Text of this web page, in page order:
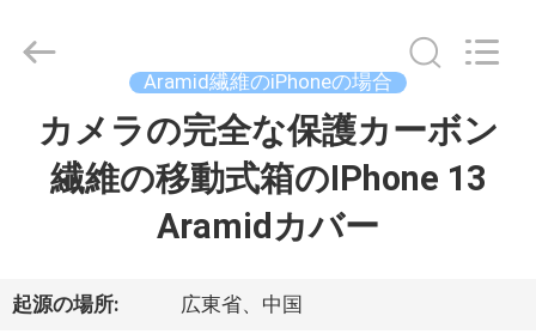
2026
Shenzhen
Reserved.
Aramid繊維のiPhoneの場合
カメラの完全な保護カーボン
繊維の移動式箱のIPhone 13
Aramidカバー
起源の場所: 広東省、中国